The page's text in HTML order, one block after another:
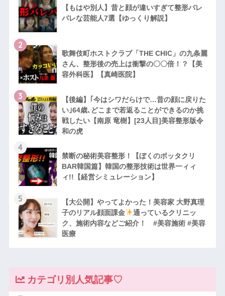
【もはや別人】昔と顔が違いすぎて整形バレ
バレな芸能人7選【ゆっくり解説】
2
歌舞伎町ホストクラブ「THE CHIC」の九条麗
さん、整形後の売上は衝撃の〇〇倍！？【美
容外科医】【真崎医院】
3
【後編】｢今はシワだらけで…昔の顔に戻りた
い｣64歳､どこまで若返ることができるのか挑
戦したい【南原 竜樹】[23人目]美容整形版令
和の虎
4
禁断の秘術美容整形！【ぼくのボッタクリ
BAR韓国篇】韓国の整形技術は世界一ィィ
ィ!!【経営シミュレーション】
5
【大公開】やってよかった！美容家 大野真理
子のリアル顔面課金
通っているクリニッ
ク、施術内容などご紹介！ #美容施術 #美容
医療
カテゴリ別人気記事♡